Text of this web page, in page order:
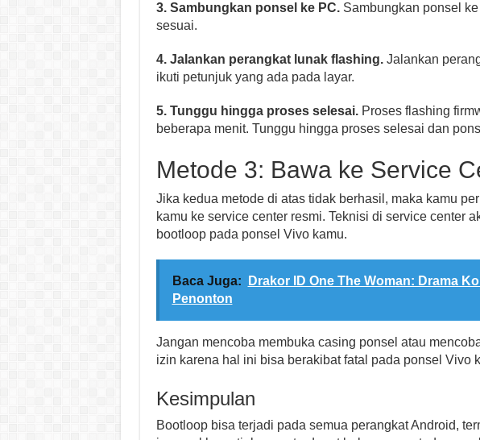
3. Sambungkan ponsel ke PC.Sambungkan ponsel
sesuai.
4. Jalankan perangkat lunak flashing.Jalankan
ikuti petunjuk yang ada pada layar.
5. Tunggu hingga proses selesai.Proses flashing
beberapa menit. Tunggu hingga proses selesai dan
Metode 3: Bawa ke Service
Jika kedua metode di atas tidak berhasil, maka kamu
kamu ke service center resmi. Teknisi di service center
bootloop pada ponsel Vivo kamu.
Baca Juga:
Drakor ID One The Woman: Drama
Penonton
Jangan mencoba membuka casing ponsel atau
izin karena hal ini bisa berakibat fatal pada ponsel Vivo
Kesimpulan
Bootloop bisa terjadi pada semua perangkat Android,